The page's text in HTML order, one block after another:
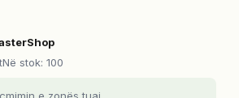
Në stok: 100
e zonës tuaj